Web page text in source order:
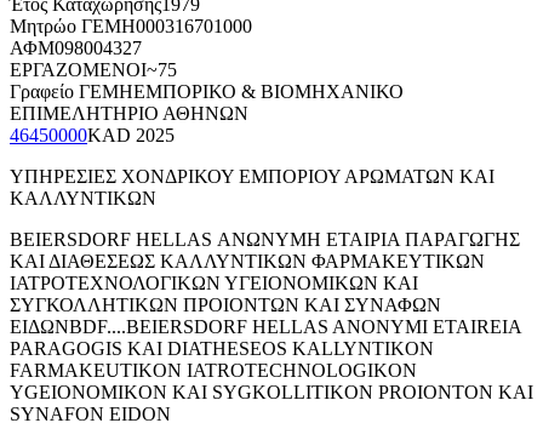
Μητρώο ΓΕΜΗ000316701000
ΑΦΜ098004327
ΕΡΓΑΖΟΜΕΝΟΙ~75
Γραφείο ΓΕΜΗΕΜΠΟΡΙΚΟ & ΒΙΟΜΗΧΑΝΙΚΟ
ΕΠΙΜΕΛΗΤΗΡΙΟ ΑΘΗΝΩΝ
46450000KAD 2025
ΥΠΗΡΕΣΙΕΣ ΧΟΝΔΡΙΚΟΥ ΕΜΠΟΡΙΟΥ ΑΡΩΜΑΤΩΝ ΚΑΙ
ΚΑΛΛΥΝΤΙΚΩΝ
BEIERSDORF HELLAS ΑΝΩΝΥΜΗ ΕΤΑΙΡΙΑ ΠΑΡΑΓΩΓΗΣ
ΚΑΙ ΔΙΑΘΕΣΕΩΣ ΚΑΛΛΥΝΤΙΚΩΝ ΦΑΡΜΑΚΕΥΤΙΚΩΝ
ΙΑΤΡΟΤΕΧΝΟΛΟΓΙΚΩΝ ΥΓΕΙΟΝΟΜΙΚΩΝ ΚΑΙ
ΣΥΓΚΟΛΛΗΤΙΚΩΝ ΠΡΟΙΟΝΤΩΝ ΚΑΙ ΣΥΝΑΦΩΝ
ΕΙΔΩΝBDF....BEIERSDORF HELLAS ANONYMI ETAIREIA
PARAGOGIS KAI DIATHESEOS KALLYNTIKON
FARMAKEUTIKON IATROTECHNOLOGIKON
YGEIONOMIKON KAI SYGKOLLITIKON PROIONTON KAI
SYNAFON EIDON